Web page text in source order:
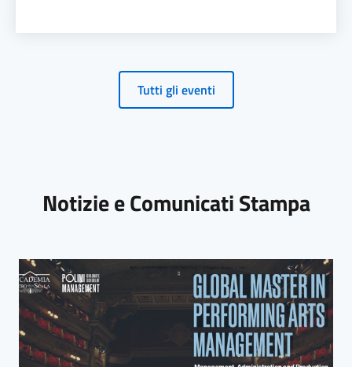
Tutti gli eventi
Notizie e Comunicati Stampa